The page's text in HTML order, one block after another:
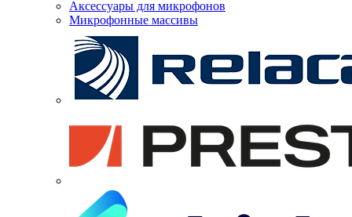
Аксессуары для микрофонов
Микрофонные массивы